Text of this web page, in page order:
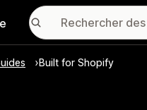
Built for Shopify